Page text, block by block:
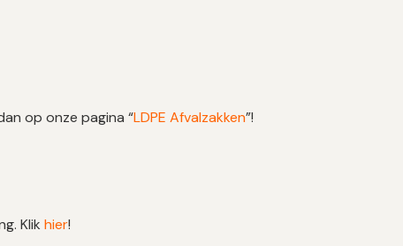
op onze pagina “LDPE Afvalzakken”!
Klikhier!